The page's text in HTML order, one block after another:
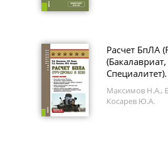
Расчет БпЛА
Максимов Н.А.,
Косарев Ю.А.